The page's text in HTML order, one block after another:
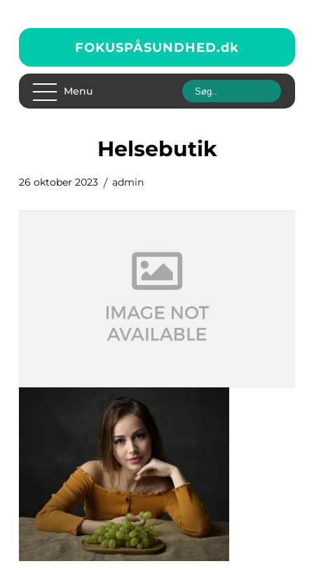
FOKUSPÅSUNDHED.dk
Menu
helsebutik
26 oktober 2023 admin